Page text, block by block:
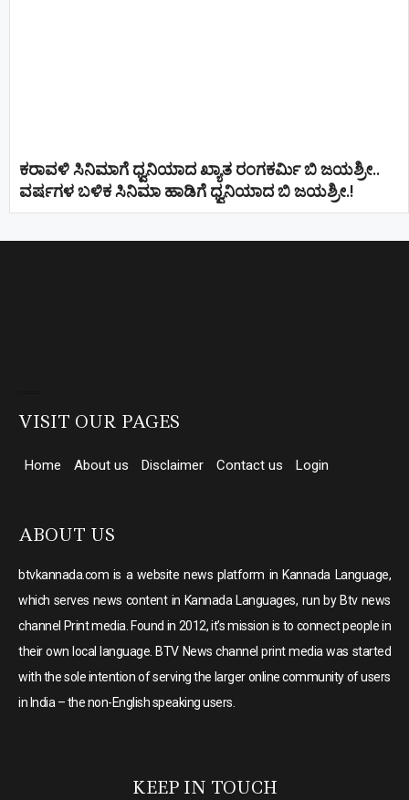
ಕರಾವಳಿ ಸಿನಿಮಾಗೆ ಧ್ವನಿಯಾದ ಖ್ಯಾತ ರಂಗಕರ್ಮಿ ಬಿ ಜಯಶ್ರೀ..
ವರ್ಷಗಳ ಬಳಿಕ ಸಿನಿಮಾ ಹಾಡಿಗೆ ಧ್ವನಿಯಾದ ಬಿ ಜಯಶ್ರೀ.!
VISIT OUR PAGES
Home About us Disclaimer Contact us Login
ABOUT US
btvkannada.com is a website news platform in Kannada Language,
which serves news content in Kannada Languages, run by Btv news
channel Print media. Found in 2012, it’s mission is to connect people in
their own local language. BTV News channel print media was started
with the sole intention of serving the larger online community of users
in India – the non-English speaking users.
KEEP IN TOUCH